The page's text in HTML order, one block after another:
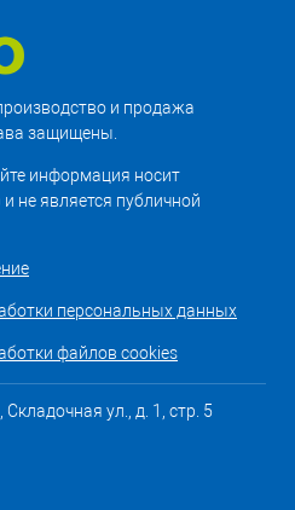
и продажа
защищены.
информация носит
не является публичной
персональных данных
файлов cookies
ул., д. 1, стр. 5